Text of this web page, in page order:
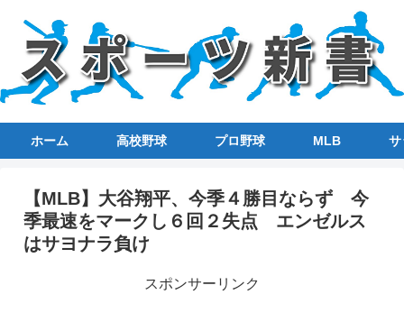
ホーム 高校野球 プロ野球 MLB サ
【MLB】大谷翔平、今季４勝目ならず 今
季最速をマークし６回２失点 エンゼルス
はサヨナラ負け
スポンサーリンク